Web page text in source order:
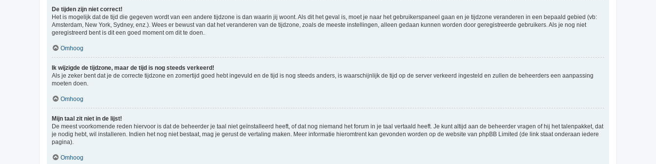
De tijden zijn niet correct!
Het is mogelijk dat de tijd die gegeven wordt van een andere tijdzone is dan waarin jij woont. Als dit het geval is, moet je naar het gebruikerspaneel gaan en je tijdzone veranderen in een bepaald gebied (vb:
Amsterdam, New York, Sydney, enz.). Wees er bewust van dat het veranderen van de tijdzone, zoals de meeste instellingen, alleen gedaan kunnen worden door geregistreerde gebruikers. Als je nog niet
geregistreerd bent is dit een goed moment om dit te doen.
Omhoog
Ik wijzigde de tijdzone, maar de tijd is nog steeds verkeerd!
Als je zeker bent dat je de correcte tijdzone en zomertijd goed hebt ingevuld en de tijd is nog steeds anders, is waarschijnlijk de tijd op de server verkeerd ingesteld en zullen de beheerders een aanpassing
moeten doen.
Omhoog
Mijn taal zit niet in de lijst!
De meest voorkomende reden hiervoor is dat de beheerder je taal niet geïnstalleerd heeft, of dat nog niemand het forum in je taal vertaald heeft. Je kunt altijd aan de beheerder vragen of hij het talenpakket, dat
je nodig hebt, wil installeren. Indien het nog niet bestaat, mag je gerust de vertaling maken. Meer informatie hieromtrent kan gevonden worden op de website van phpBB Limited (de link staat onderaan iedere
pagina).
Omhoog